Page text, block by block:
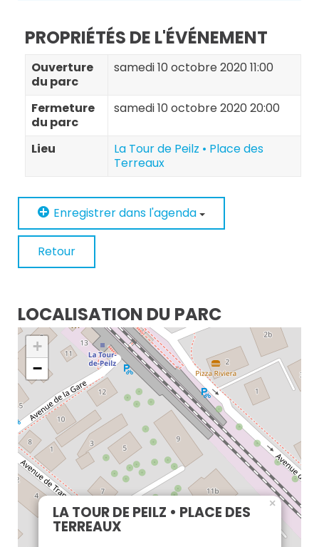
PROPRIÉTÉS DE L'ÉVÉNEMENT
Ouverture
du parc
samedi 10 octobre 2020 11:00
Fermeture
du parc
samedi 10 octobre 2020 20:00
Lieu
La Tour de Peilz • Place des
Terreaux
Enregistrer dans l'agenda
Retour
LOCALISATION DU PARC
LA TOUR DE PEILZ • PLACE DES
TERREAUX
×
+
−